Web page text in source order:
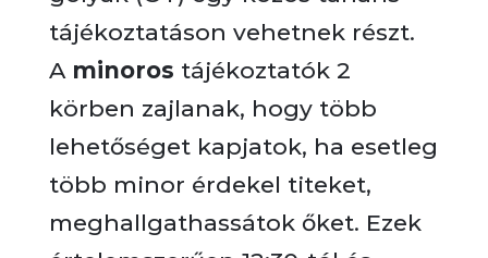
tájékoztatáson vehetnek részt.
A minoros tájékoztatók 2
körben zajlanak, hogy több
lehetőséget kapjatok, ha esetleg
több minor érdekel titeket,
meghallgathassátok őket. Ezek